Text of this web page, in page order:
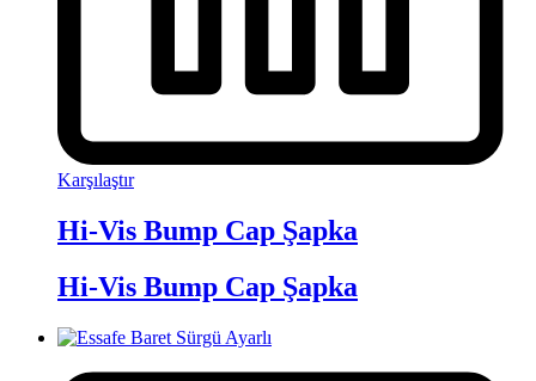
Karşılaştır
Hi-Vis Bump Cap Şapka
Hi-Vis Bump Cap Şapka